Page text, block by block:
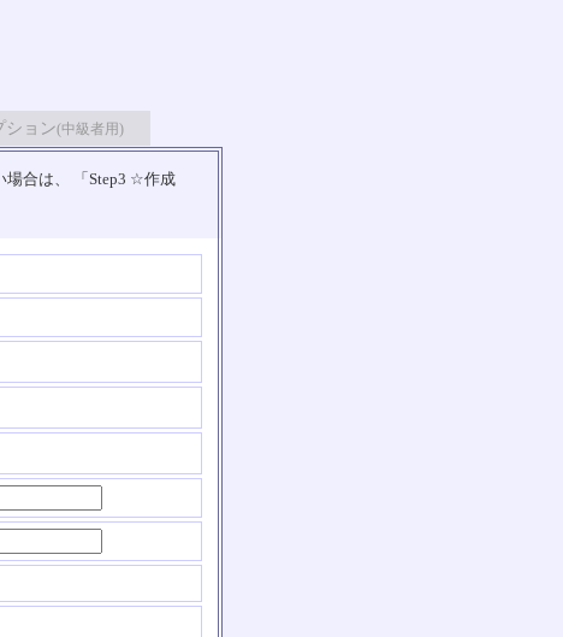
ション(中級者用)
場合は、 「Step3 ☆作成